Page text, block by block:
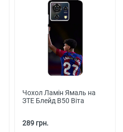
Чохол Ламін Ямаль на
ЗТЕ Блейд В50 Віта
289 грн.